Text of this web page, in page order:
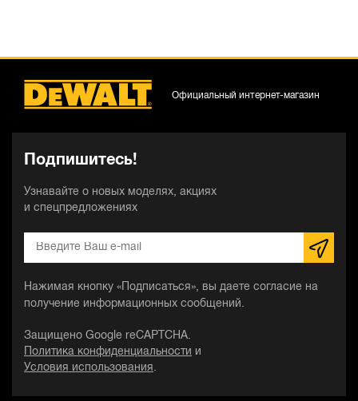
Подпишитесь!
Узнавайте о новых моделях, акциях
и спецпредложениях
Нажимая кнопку «Подписаться», вы даете согласие на
получение информационных сообщений.
Защищено Google reCAPTCHA.
Политика конфиденциальности
и
Условия использования .
Официальный интернет-магазин